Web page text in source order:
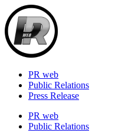
Skip
to
content
PR web
Public Relations
Press Release
PR web
Public Relations